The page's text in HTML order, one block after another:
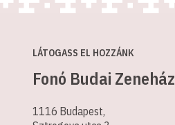
LÁTOGASS EL HOZZÁNK
Fonó Budai Zeneház
1116 Budapest,